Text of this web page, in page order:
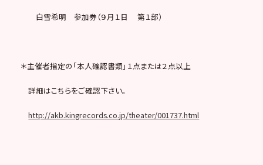
白雪希明 参加券（９月１日 第１部）
＊主催者指定の「本人確認書類」１点または２点以上
詳細はこちらをご確認下さい。
http://akb.kingrecords.co.jp/theater/001737.html